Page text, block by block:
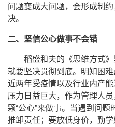
问题变成大问题，会形成制
决。
二、坚信公心做事不会错
稻盛和夫的《思维方式》
就要坚决贯彻到底。明知困
近两年受疫情以及行业内产
压力日益巨大，作为管理人
颗“公心”来做事。当遇到问题
推卸责任；要放低身价，勤